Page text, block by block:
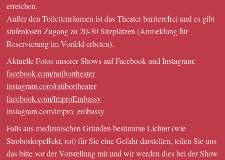
erreichen.
Außer den Toilettenräumen ist das Theater barrierefrei und es gibt
stufenlosen Zugang zu 20-30 Sitzplätzen (Anmeldung für
Reservierung im Vorfeld erbeten).
Aktuelle Fotos unserer Shows auf Facebook und Instagram:
facebook.com/ratibortheater
instagram.com/ratibortheater
facebook.com/ImproEmbassy
instagram.com/impro_embassy
Falls aus medizinischen Gründen bestimmte Lichter (wie
Stroboskopeffekt, rot) für Sie eine Gefahr darstellen, teilen Sie uns
das bitte vor der Vorstellung mit und wir werden dies bei der Show